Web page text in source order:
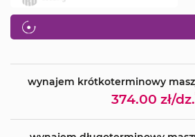
wynajem krótkoterminowy
374.00 zł/dz.